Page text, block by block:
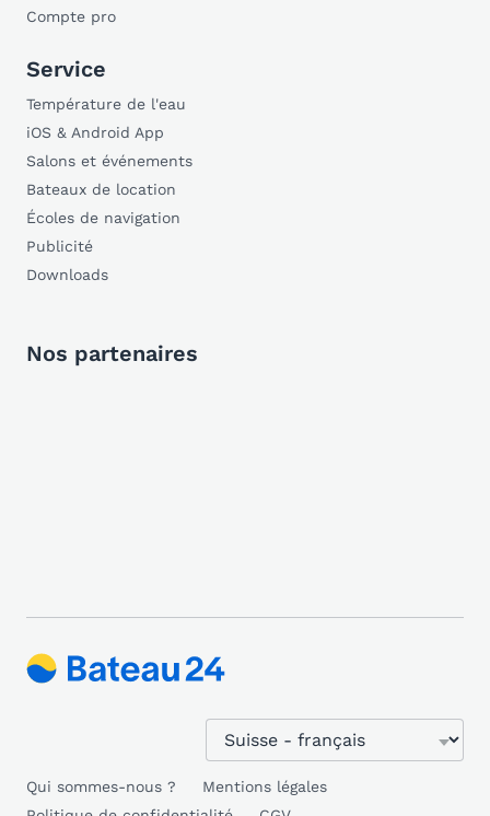
Compte pro
Service
Température de l'eau
iOS & Android App
Salons et événements
Bateaux de location
Écoles de navigation
Publicité
Downloads
Nos partenaires
Qui sommes-nous ?
Mentions légales